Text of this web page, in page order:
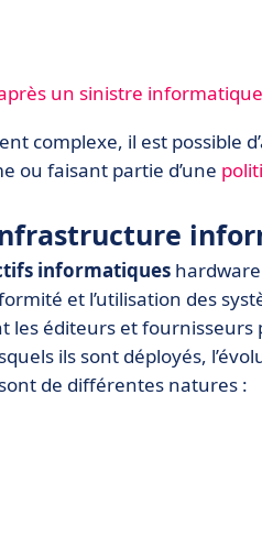
un sinistre informatique
complexe, il est possible
ou faisant partie d’une
informatiques
et l’utilisation des
les éditeurs et fournisseurs
ils sont déployés,
de différentes natures :